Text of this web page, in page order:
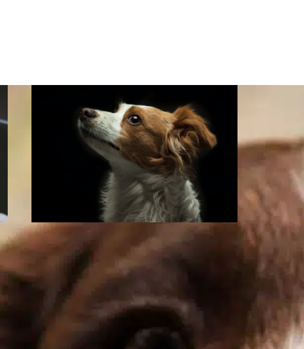
Como treinar um
cão agressivo?